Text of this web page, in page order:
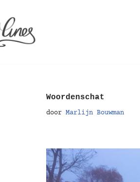
Woordenschat
door Marlijn Bouwman